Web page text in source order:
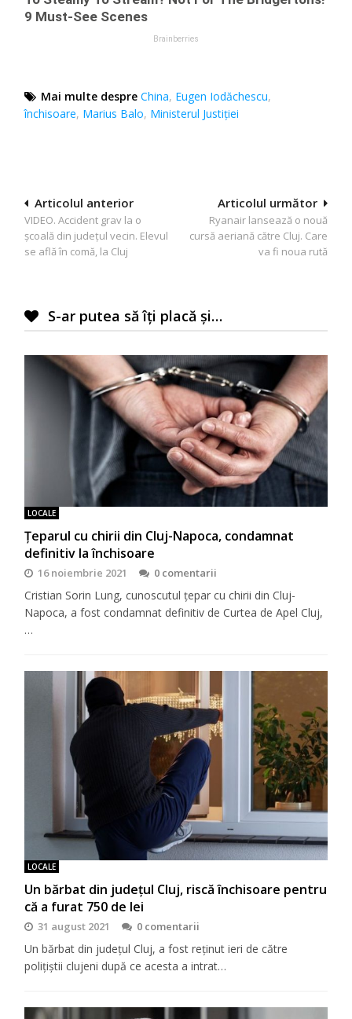
Mai multe despre China, Eugen Iodăchescu,
închisoare, Marius Balo, Ministerul Justiției
Navigare
în
articole
Articolul următor
Ryanair lansează o nouă
cursă aeriană către Cluj. Care
va fi noua rută
Articolul anterior
VIDEO. Accident grav la o
școală din județul vecin. Elevul
se află în comă, la Cluj
S-ar putea să îți placă și…
LOCALE
Țeparul cu chirii din Cluj-Napoca, condamnat
definitiv la închisoare
16 noiembrie 2021 0 comentarii
Cristian Sorin Lung, cunoscutul țepar cu chirii din Cluj-
Napoca, a fost condamnat definitiv de Curtea de Apel Cluj,
…
LOCALE
Un bărbat din județul Cluj, riscă închisoare pentru
că a furat 750 de lei
31 august 2021 0 comentarii
Un bărbat din județul Cluj, a fost reținut ieri de către
polițiștii clujeni după ce acesta a intrat…